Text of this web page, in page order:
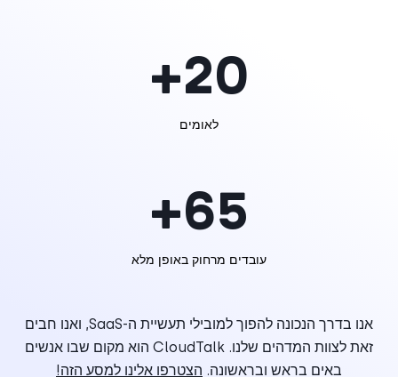
20
+
לאומים
65
+
עובדים מרחוק באופן מלא
אנו בדרך הנכונה להפוך למובילי תעשיית ה-SaaS, ואנו חבים
זאת לצוות המדהים שלנו. CloudTalk הוא מקום שבו אנשים
באים בראש ובראשונה. הצטרפו אלינו למסע הזה!